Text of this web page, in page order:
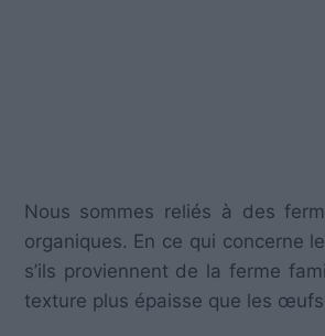
Nous sommes reliés à des
organiques. En ce qui concerne
s’ils proviennent de la ferme
texture plus épaisse que les